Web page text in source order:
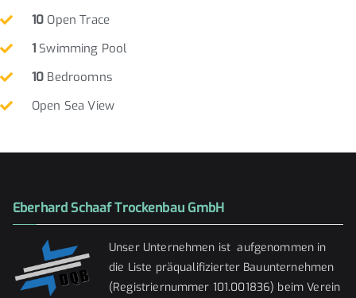
10 Open Trace
1 Swimming Pool
10 Bedroomns
Open Sea View
Eberhard Schaaf Trockenbau GmbH
Unser Unternehmen ist aufgenommen in
die Liste präqualifizierter Bauunternehmen
(Registriernummer 101.001836) beim Verein